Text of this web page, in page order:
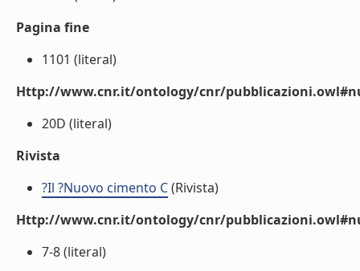
Pagina fine
1101 (literal)
Http://www.cnr.it/ontology/cnr/
20D (literal)
Rivista
?Il ?Nuovo cimento C(Rivista)
Http://www.cnr.it/ontology/cnr/
7-8 (literal)